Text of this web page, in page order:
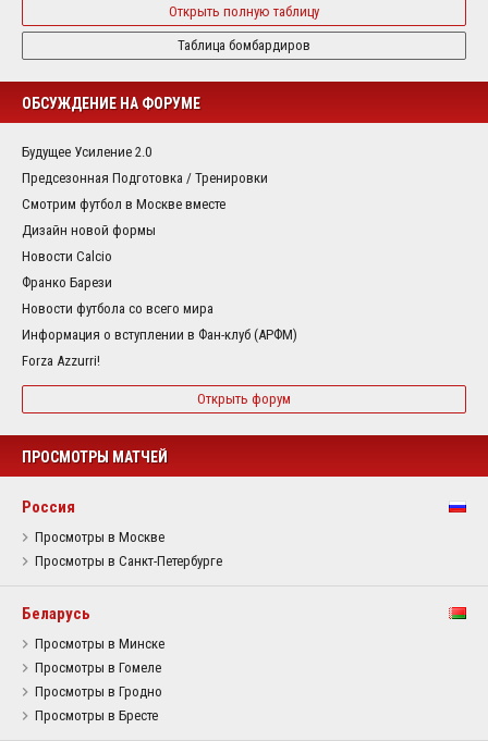
Открыть полную таблицу
Таблица бомбардиров
ОБСУЖДЕНИЕ НА ФОРУМЕ
Будущее Усиление 2.0
Предсезонная Подготовка / Тренировки
Смотрим футбол в Москве вместе
Дизайн новой формы
Новости Calcio
Франко Барези
Новости футбола со всего мира
Информация о вступлении в Фан-клуб (АРФМ)
Forza Azzurri!
Открыть форум
ПРОСМОТРЫ МАТЧЕЙ
Россия
Просмотры в Москве
Просмотры в Санкт-Петербурге
Беларусь
Просмотры в Минске
Просмотры в Гомеле
Просмотры в Гродно
Просмотры в Бресте